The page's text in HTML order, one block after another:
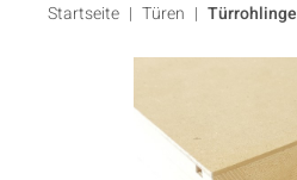
Startseite Türen | Türrohlinge